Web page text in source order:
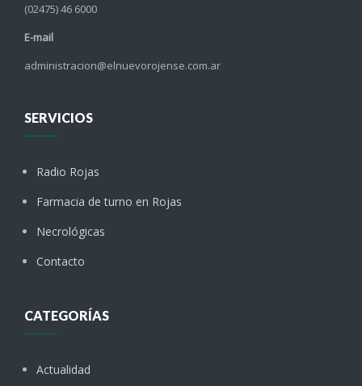
(02475) 46 6000
E-mail
administracion@elnuevorojense.com.ar
SERVICIOS
Radio Rojas
Farmacia de turno en Rojas
Necrológicas
Contacto
CATEGORÍAS
Actualidad